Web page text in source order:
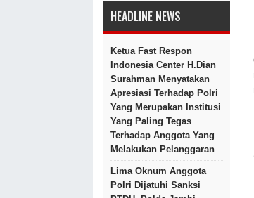
HEADLINE NEWS
Ketua Fast Respon
Indonesia Center H.Dian
Surahman Menyatakan
Apresiasi Terhadap Polri
Yang Merupakan Institusi
Yang Paling Tegas
Terhadap Anggota Yang
Melakukan Pelanggaran
Lima Oknum Anggota
Polri Dijatuhi Sanksi